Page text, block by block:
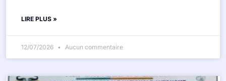
LIRE PLUS »
12/07/2026 Aucun commentaire